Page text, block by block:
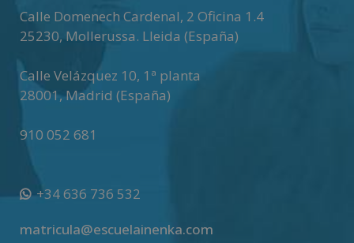
v
e
Calle Domenech Cardenal, 2 Oficina 1.4
25230, Mollerussa. Lleida (España)
Calle Velázquez 10, 1ª planta
28001,Madrid (España)
910 052 681
+34 636 736 532
matricula@escuelainenka.com